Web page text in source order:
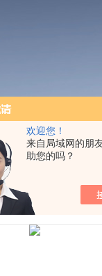
欢迎您！
来自局域网的朋
助您的吗？
我的位置：